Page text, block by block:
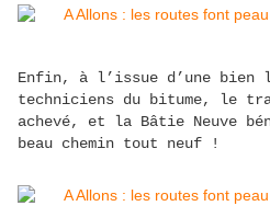
Enfin, à l’issue d’une bien
techniciens du bitume, le
achevé, et la Bâtie Neuve
beau chemin tout neuf !